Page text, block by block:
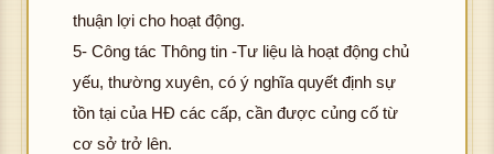
thuận lợi cho hoạt động.
5- Công tác Thông tin -Tư liệu là hoạt động chủ
yếu, thường xuyên, có ý nghĩa quyết định sự
tồn tại của HĐ các cấp, cần được củng cố từ
cơ sở trở lên.